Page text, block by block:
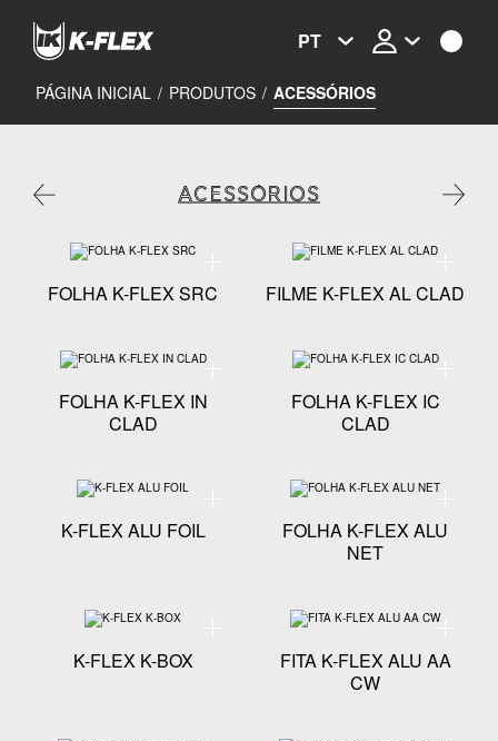
conteúdo
PT
PÁGINA INICIAL / PRODUTOS / ACESSÓRIOS
ACESSÓRIOS
FOLHA K-FLEX SRC
Especificação técnica - FOLHA K-FLEX SRC
FILME K-FLEX AL CLAD
FOLHA K-FLEX IN
CLAD
Especificação técnica - FOLHA K-FLEX IN CLAD
FOLHA K-FLEX IC
CLAD
K-FLEX ALU FOIL
Especificação técnica - K-FLEX ALU FOIL
FOLHA K-FLEX ALU
NET
K-FLEX K-BOX
Especificação técnica - K-FLEX K-BOX
FITA K-FLEX ALU AA
CW